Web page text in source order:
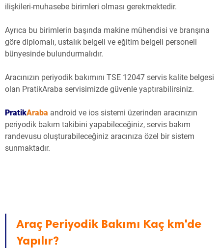
ilişkileri-muhasebe birimleri olması gerekmektedir.
Ayrıca bu birimlerin başında makine mühendisi ve branşına
göre diplomalı, ustalık belgeli ve eğitim belgeli personeli
bünyesinde bulundurmalıdır.
Aracınızın periyodik bakımını TSE 12047 servis kalite belgesi
olan PratikAraba servisimizde güvenle yaptırabilirsiniz.
PratikAraba android ve ios sistemi üzerinden aracınızın
periyodik bakım takibini yapabileceğiniz, servis bakım
randevusu oluşturabileceğiniz aracınıza özel bir sistem
sunmaktadır.
Araç Periyodik Bakımı Kaç km'de
Yapılır?